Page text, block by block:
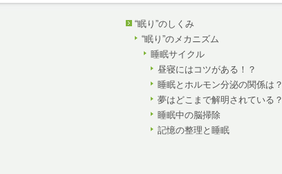
“眠り”のしくみ
“眠り”のメカニズム
睡眠サイクル
昼寝にはコツがある！？
睡眠とホルモン分泌の関係は？
夢はどこまで解明されている？
睡眠中の脳掃除
記憶の整理と睡眠